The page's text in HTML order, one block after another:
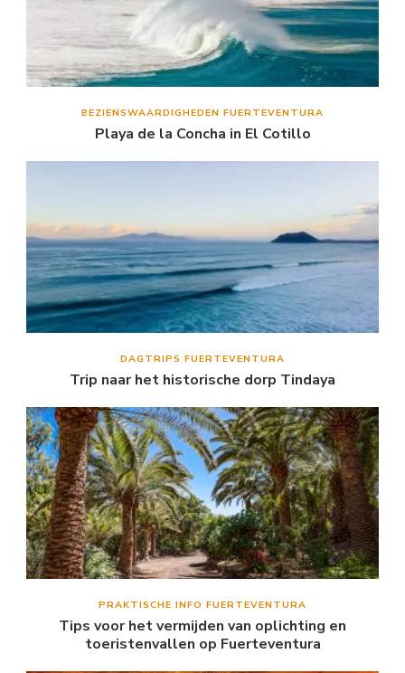
BEZIENSWAARDIGHEDEN FUERTEVENTURA
Playa de la Concha in El Cotillo
DAGTRIPS FUERTEVENTURA
Trip naar het historische dorp Tindaya
PRAKTISCHE INFO FUERTEVENTURA
Tips voor het vermijden van oplichting en
toeristenvallen op Fuerteventura